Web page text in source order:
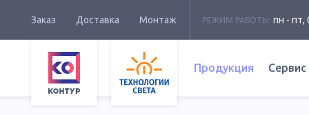
Заказ Доставка Монтаж РЕЖИМ РАБОТЫ: пн - пт,
Продукция Сервис